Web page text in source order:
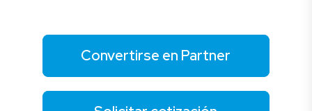
Convertirse en Partner